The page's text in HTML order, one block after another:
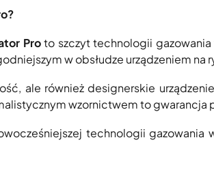
Proto szczyt technologii
w obsłudze urządzeniem na
ale również designerskie
wzornictwem to
technologii